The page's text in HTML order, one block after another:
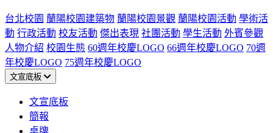
台北校園 蘭陽校園建築物 蘭陽校園景觀 蘭陽校園活動 學術活
動 行政活動 校友活動 傑出表現 社團活動 學生活動 外賓參觀
人物介紹 校園生態 60週年校慶LOGO 66週年校慶LOGO 70週
年校慶LOGO 75週年校慶LOGO
文宣底板
文宣底板
簡報
桌牌